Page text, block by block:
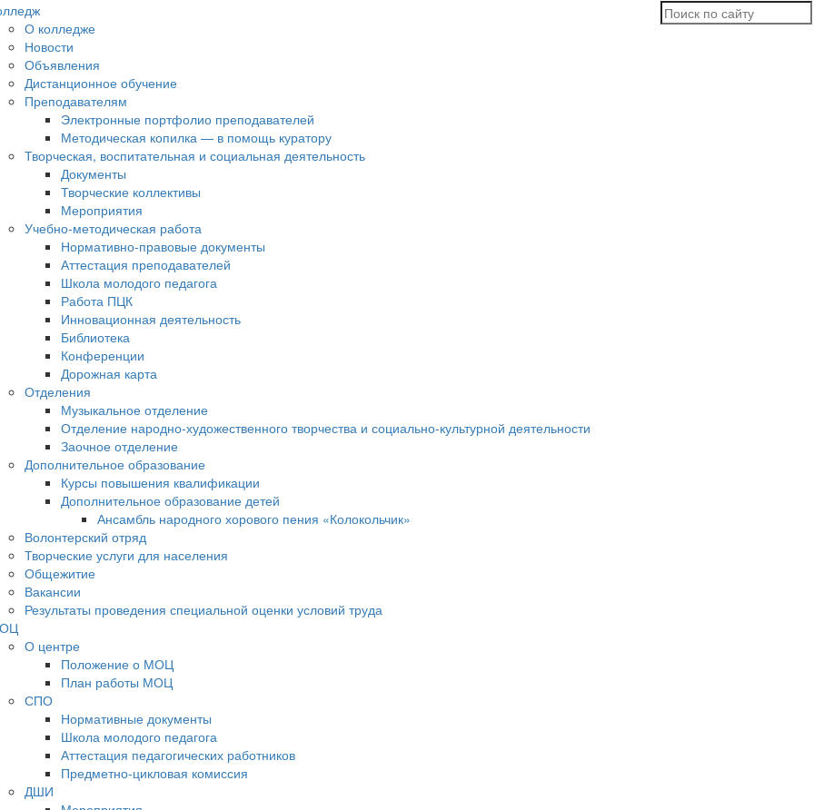
О колледже
Новости
Объявления
Дистанционное обучение
Преподавателям
Электронные портфолио преподавателей
Методическая копилка — в помощь куратору
Творческая, воспитательная и социальная деятельность
Документы
Творческие коллективы
Мероприятия
Учебно-методическая работа
Нормативно-правовые документы
Аттестация преподавателей
Школа молодого педагога
Работа ПЦК
Инновационная деятельность
Библиотека
Конференции
Дорожная карта
Отделения
Музыкальное отделение
Отделение народно-художественного творчества и социально-культурной деятельности
Заочное отделение
Дополнительное образование
Курсы повышения квалификации
Дополнительное образование детей
Ансамбль народного хорового пения «Колокольчик»
Волонтерский отряд
Творческие услуги для населения
Общежитие
Вакансии
Результаты проведения специальной оценки условий труда
О центре
Положение о МОЦ
План работы МОЦ
СПО
Нормативные документы
Школа молодого педагога
Аттестация педагогических работников
Предметно-цикловая комиссия
ДШИ